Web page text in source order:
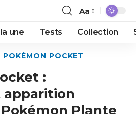
Aa
une Tests Collection
POKÉMON POCKET
:
apparition
Plante